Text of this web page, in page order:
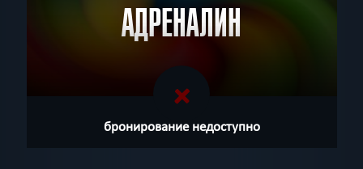
АДРЕНАЛИН
бронирование недоступно